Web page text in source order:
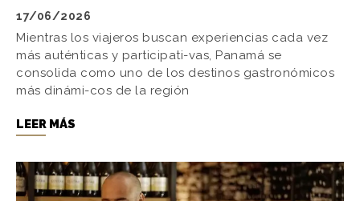
17/06/2026
Mientras los viajeros buscan experiencias cada vez
más auténticas y participati-vas, Panamá se
consolida como uno de los destinos gastronómicos
más dinámi-cos de la región
LEER MÁS